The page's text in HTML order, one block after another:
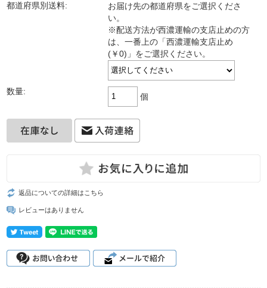
都道府県別送料:
お届け先の都道府県をご選択くださ
い。
※配送方法が西濃運輸の支店止めの方
は、一番上の「西濃運輸支店止め
(￥0)」をご選択ください。
数量:
個
返品についての詳細はこちら
レビューはありません